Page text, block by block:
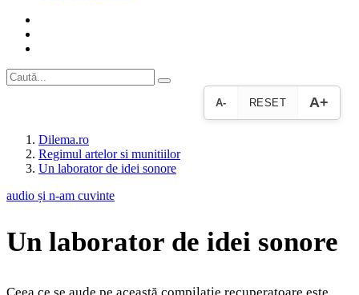
A- RESET A+
Dilema.ro
Regimul artelor si munitiilor
Un laborator de idei sonore
audio și n-am cuvinte
Un laborator de idei sonore